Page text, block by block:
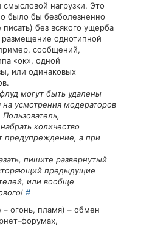
нагрузки. Это
было бы безболезненно
без всякого ущерба
однотипной
сообщений,
«ок», одной
или одинаковых
могут быть удалены
усмотрения модераторов
количество
предупреждение, а при
пишите развернутый
предыдущие
или вообще
#
– огонь, пламя) – обмен
форумах,